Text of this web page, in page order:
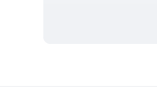
算法推荐的三个核心